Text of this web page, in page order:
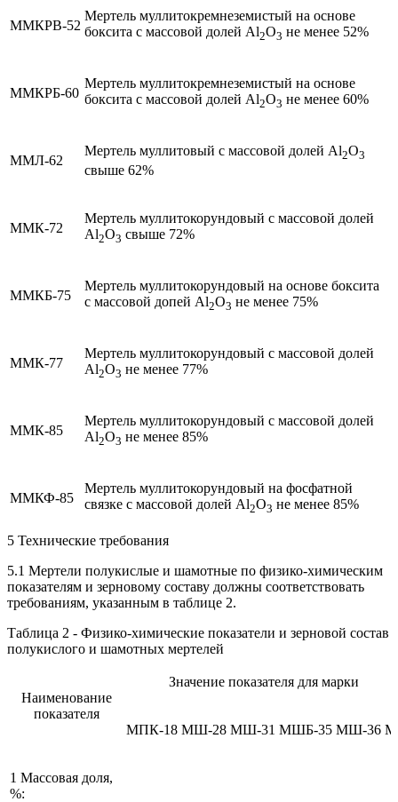
ММКРВ-52
Мертель муллитокремнеземистый на основе
боксита с массовой долей Al2O3 не менее 52%
ММКРБ-60
Мертель муллитокремнеземистый на основе
боксита с массовой долей Al2O3 не менее 60%
ММЛ-62
Мертель муллитовый с массовой долей Al2O3
свыше 62%
ММК-72
Мертель муллитокорундовый с массовой долей
Al2O3 свыше 72%
ММКБ-75
Мертель муллитокорундовый на основе боксита
с массовой допей Al2O3 не менее 75%
ММК-77
Мертель муллитокорундовый с массовой долей
Al2O3 не менее 77%
ММК-85
Мертель муллитокорундовый с массовой долей
Al2O3 не менее 85%
ММКФ-85
Мертель муллитокорундовый на фосфатной
связке с массовой долей Al2O3 не менее 85%
5 Технические требования
5.1 Мертели полукислые и шамотные по физико-химическим
показателям и зерновому составу должны соответствовать
требованиям, указанным в таблице 2.
Таблица 2 - Физико-химические показатели и зерновой состав
полукислого и шамотных мертелей
Наименование
показателя
Значение показателя для марки
МПК-18 МШ-28 МШ-31 МШБ-35 МШ-36
1 Массовая доля,
%: